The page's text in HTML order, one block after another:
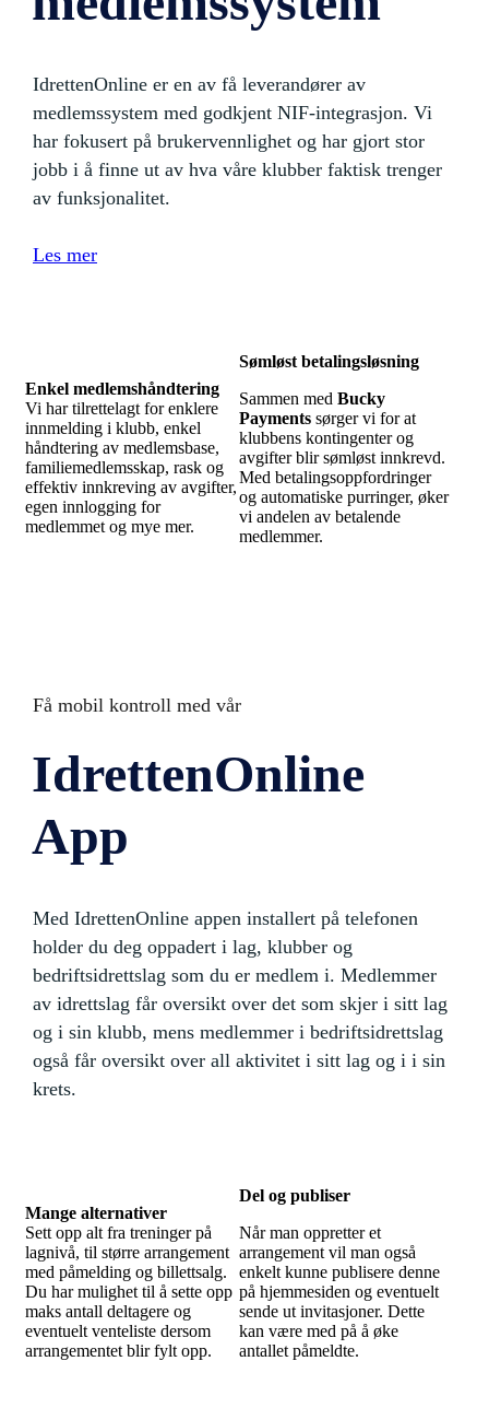
IdrettenOnline er en av få leverandører av
medlemssystem med godkjent NIF-integrasjon. Vi
har fokusert på brukervennlighet og har gjort stor
jobb i å finne ut av hva våre klubber faktisk trenger
av funksjonalitet.
Les mer
Enkel medlemshåndtering
Vi har tilrettelagt for enklere
innmelding i klubb, enkel
håndtering av medlemsbase,
familiemedlemsskap, rask og
effektiv innkreving av avgifter,
egen innlogging for
medlemmet og mye mer.
Sømløst betalingsløsning
Sammen med Bucky
Payments sørger vi for at
klubbens kontingenter og
avgifter blir sømløst innkrevd.
Med betalingsoppfordringer
og automatiske purringer, øker
vi andelen av betalende
medlemmer.
Få mobil kontroll med vår
IdrettenOnline
App
Med IdrettenOnline appen installert på telefonen
holder du deg oppadert i lag, klubber og
bedriftsidrettslag som du er medlem i. Medlemmer
av idrettslag får oversikt over det som skjer i sitt lag
og i sin klubb, mens medlemmer i bedriftsidrettslag
også får oversikt over all aktivitet i sitt lag og i i sin
krets.
Mange alternativer
Sett opp alt fra treninger på
lagnivå, til større arrangement
med påmelding og billettsalg.
Du har mulighet til å sette opp
maks antall deltagere og
eventuelt venteliste dersom
arrangementet blir fylt opp.
Del og publiser
Når man oppretter et
arrangement vil man også
enkelt kunne publisere denne
på hjemmesiden og eventuelt
sende ut invitasjoner. Dette
kan være med på å øke
antallet påmeldte.